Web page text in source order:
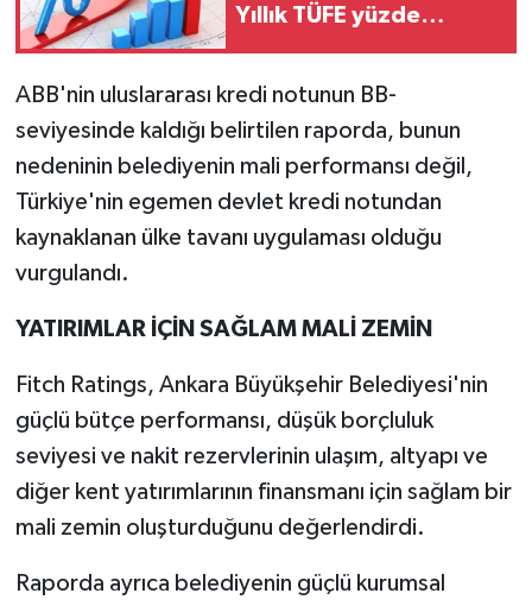
Yıllık TÜFE yüzde
ABB'nin uluslararası kredi notunun BB-
seviyesinde kaldığı belirtilen raporda, bunun
nedeninin belediyenin mali performansı değil,
Türkiye'nin egemen devlet kredi notundan
kaynaklanan ülke tavanı uygulaması olduğu
vurgulandı.
YATIRIMLAR İÇİN SAĞLAM MALİ ZEMİN
Fitch Ratings, Ankara Büyükşehir Belediyesi'nin
güçlü bütçe performansı, düşük borçluluk
seviyesi ve nakit rezervlerinin ulaşım, altyapı ve
diğer kent yatırımlarının finansmanı için sağlam bir
mali zemin oluşturduğunu değerlendirdi.
Raporda ayrıca belediyenin güçlü kurumsal